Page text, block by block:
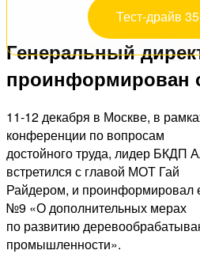
Тест-драйв
Генеральный
проинформирован
11-12 декабря в Москве, в
конференции по вопросам
достойного труда, лидер БКДП
встретился с главой МОТ Гай
Райдером, и проинформировал
№9 «О дополнительных мерах
по развитию
промышленности».